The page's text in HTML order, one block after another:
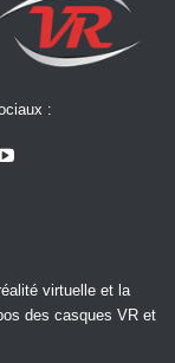
:
virtuelle et la
des casques VR et